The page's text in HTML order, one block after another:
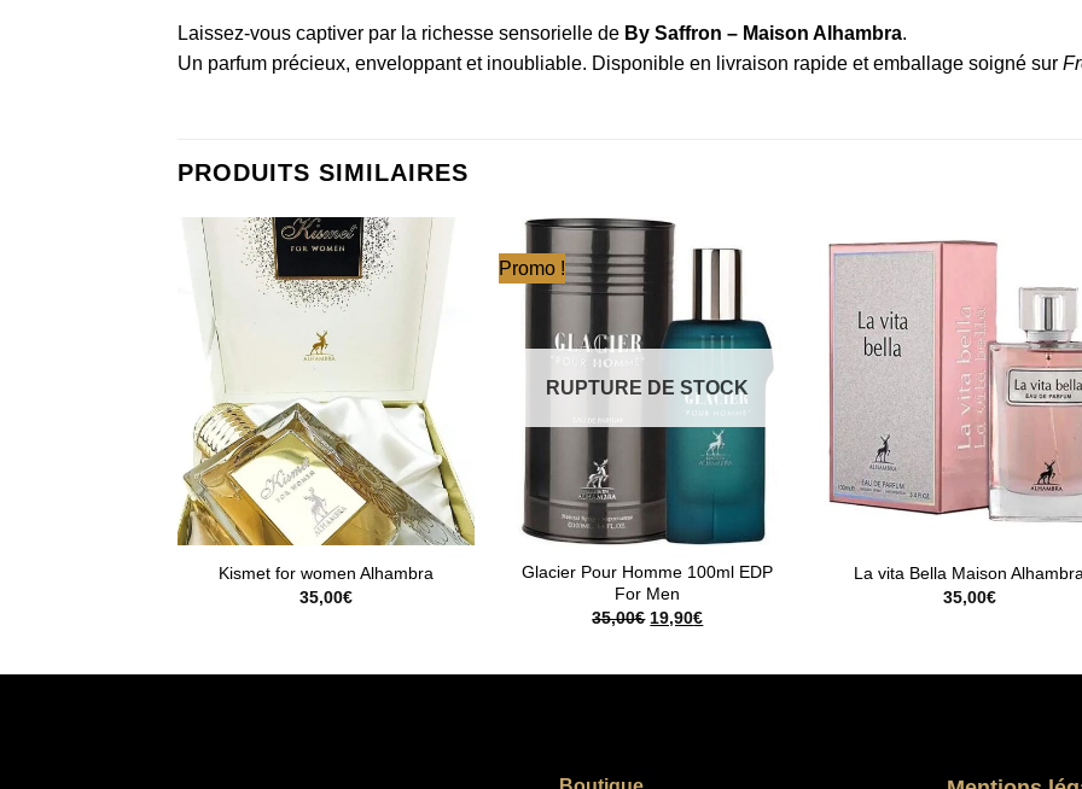
Laissez-vous captiver par la richesse sensorielle de By Saffron – Maison Alhambra.
Un parfum précieux, enveloppant et inoubliable. Disponible en livraison rapide et emballage soigné sur
PRODUITS SIMILAIRES
Kismet for women Alhambra
35,00€
Promo !
RUPTURE DE STOCK
Glacier Pour Homme 100ml EDP
For Men
35,00€ Le
19,90€Le
La vita Bella Maison Alhambra
35,00€